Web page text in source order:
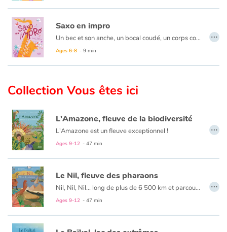
Saxo en impro
Un bec et son anche, un bocal coudé, un corps conique percé de 19 à 22 trous, un système de tringles et de clés, une culasse qui s’ouvre en pavillon… C’est le saxophone bien sûr ! De quel matériau est fait le saxophone ? Quelles sont toutes ces touches le long du saxo ? Quelles sont les origines de cet instrument ? Combien de saxophones différents existe-il ? À la fois solide base de la musique jazz et élément claironnant de la fanfare, le saxophone a toutes les qualités pour s’attirer des admirateurs. Il est pourtant bien méconnu !
Ages 6-8 - 9 min
…
Collection Vous êtes ici
L'Amazone, fleuve de la biodiversité
L'Amazone est un fleuve exceptionnel !
Ensuite, des milliers de personnes vivent, travaillent et dépendent de lui depuis des millénaires. Aujourd'hui encore, scientifiques et archéologues découvrent des traces de ces civilisations précolombiennes.. Leurs modes de vie étaient toujours en osmose et en accord avec la nature. Sans jamais la dégrader ! Qu'en est-il aujourd'hui ? Comment l'arrivée des Européens et l'exploitation des matières premières a transformé le paysage amazonien ?
Ages 9-12 - 47 min
…
Le Nil, fleuve des pharaons
Nil, Nil, Nil... long de plus de 6 500 km et parcourant pas moins de dix pays différents, ce fleuve mythique accueille la vie depuis des millénaires. L'incroyable crocodile du Nil, l'ibis sacré, le cobra au venin mortel, le puissant hippopotame, sans oublier l'étonnant bec-en-sabot... Ces animaux emblématiques de la région peuplent ses eaux et ses alentours, du lac Victoria, jusqu'au delta en Méditerranée. Mais le Nil, ne se résume pas à la biodiversité ! Grâce au précieux limon fertile apporté par les crues, ses berges ont été le théâtre d'une succession de civilisations. La plus connue et la plus impressionnante de toutes, l'Égypte antique, a nourri nombre d'imaginaires et de fantasmes par son ingéniosité, que l'on peine encore aujourd'hui à expliquer, et par ses mythes qui fascinent petits et grands. Des pages restent pourtant à écrire ! Le fleuve doit aujourd'hui faire face à des problématiques environnementales importantes qui mettent au défi les quelque 500 millions de personnes qui dépendent de sa générosité.
Ages 9-12 - 47 min
…